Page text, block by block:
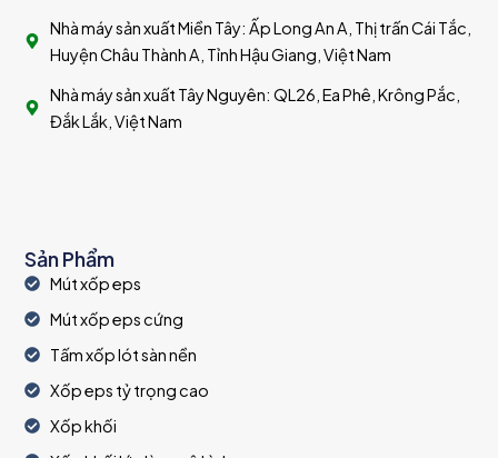
Nhà máy sản xuất Miền Tây: Ấp Long An A, Thị trấn Cái Tắc,
Huyện Châu Thành A, Tỉnh Hậu Giang, Việt Nam
Nhà máy sản xuất Tây Nguyên: QL26, Ea Phê, Krông Pắc,
Đắk Lắk, Việt Nam
Sản Phẩm
Mút xốp eps
Mút xốp eps cứng
Tấm xốp lót sàn nền
Xốp eps tỷ trọng cao
Xốp khối